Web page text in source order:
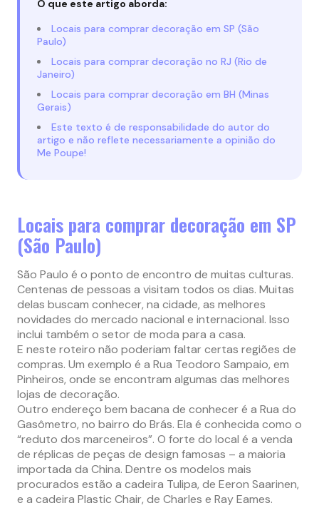
O que este artigo aborda:
Locais para comprar decoração em SP (São
Paulo)
Locais para comprar decoração no RJ (Rio de
Janeiro)
Locais para comprar decoração em BH (Minas
Gerais)
Este texto é de responsabilidade do autor do
artigo e não reflete necessariamente a opinião do
Me Poupe!
Locais para comprar decoração em SP
(São Paulo)
São Paulo é o ponto de encontro de muitas culturas.
Centenas de pessoas a visitam todos os dias. Muitas
delas buscam conhecer, na cidade, as melhores
novidades do mercado nacional e internacional. Isso
inclui também o setor de moda para a casa.
E neste roteiro não poderiam faltar certas regiões de
compras. Um exemplo é a Rua Teodoro Sampaio, em
Pinheiros, onde se encontram algumas das melhores
lojas de decoração.
Outro endereço bem bacana de conhecer é a Rua do
Gasômetro, no bairro do Brás. Ela é conhecida como o
“reduto dos marceneiros”. O forte do local é a venda
de réplicas de peças de design famosas – a maioria
importada da China. Dentre os modelos mais
procurados estão a cadeira Tulipa, de Eeron Saarinen,
e a cadeira Plastic Chair, de Charles e Ray Eames.